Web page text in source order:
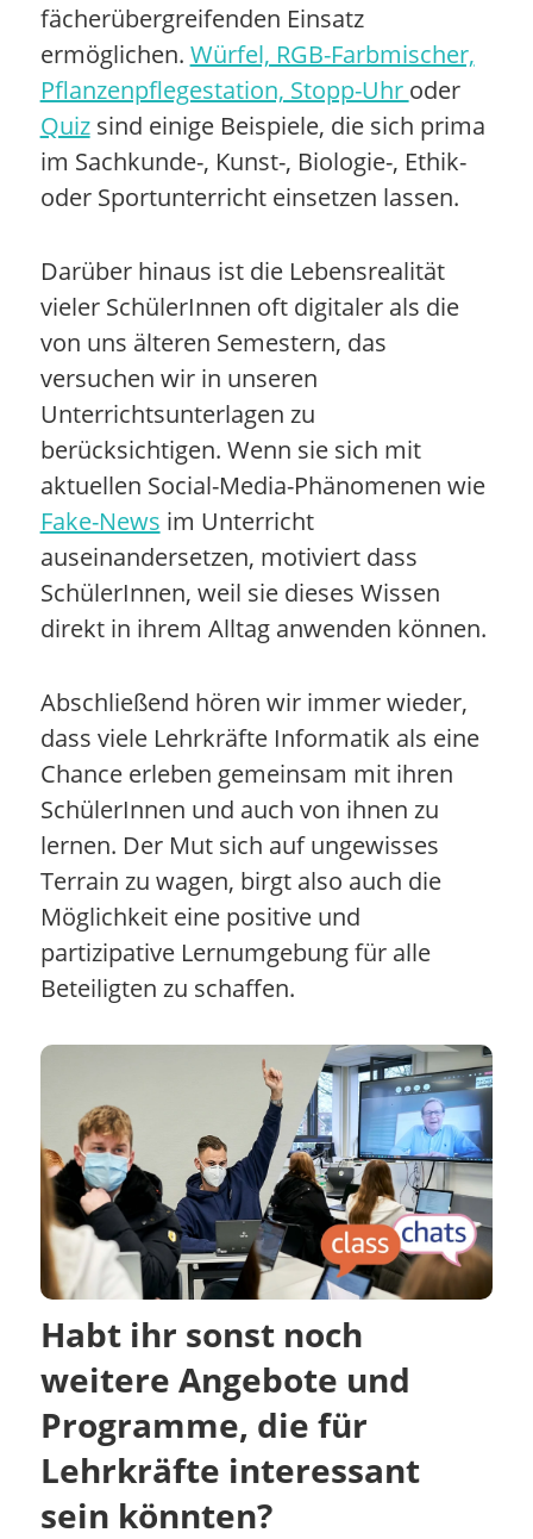
fächerübergreifenden Einsatz
ermöglichen. Würfel, RGB-Farbmischer,
Pflanzenpflegestation, Stopp-Uhr oder
Quizsind einige Beispiele, die sich prima
im Sachkunde-, Kunst-, Biologie-, Ethik-
oder Sportunterricht einsetzen lassen.
Darüber hinaus ist die Lebensrealität
vieler SchülerInnen oft digitaler als die
von uns älteren Semestern, das
versuchen wir in unseren
Unterrichtsunterlagen zu
berücksichtigen. Wenn sie sich mit
aktuellen Social-Media-Phänomenen wie
Fake-News im Unterricht
auseinandersetzen, motiviert dass
SchülerInnen, weil sie dieses Wissen
direkt in ihrem Alltag anwenden können.
Abschließend hören wir immer wieder,
dass viele Lehrkräfte Informatik als eine
Chance erleben gemeinsam mit ihren
SchülerInnen und auch von ihnen zu
lernen. Der Mut sich auf ungewisses
Terrain zu wagen, birgt also auch die
Möglichkeit eine positive und
partizipative Lernumgebung für alle
Beteiligten zu schaffen.
Habt ihr sonst noch
weitere Angebote und
Programme, die für
Lehrkräfte interessant
sein könnten?